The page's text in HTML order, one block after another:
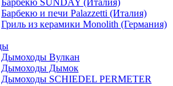
Барбекю SUNDAY (Италия)
Барбекю и печи Palazzetti (Италия)
Гриль из керамики Monolith (Германия)
Дымоходы Вулкан
Дымоходы Дымок
Дымоходы SCHIEDEL PERMETER